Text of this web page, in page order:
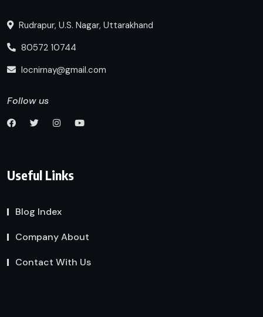
Rudrapur, U.S. Nagar, Uttarakhand
80572 10744
locnirnay@gmail.com
Follow us
Useful Links
Blog Index
Company About
Contact With Us